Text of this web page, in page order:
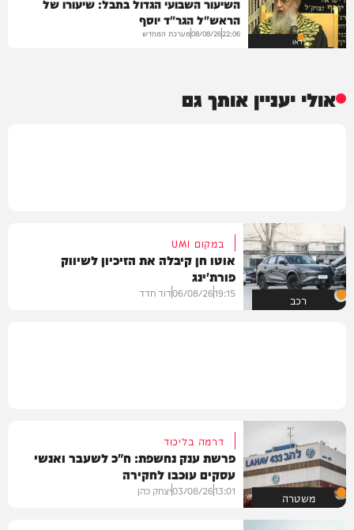
וידאו
הראש"ל הגר"ד יוסף
22:06
08/08/26מערכת המחדש
אולי יעניין אותך גם
רכב
במקום UMI
אוטו חן קיבלה את הזיכיון לשיווק
פורת'ינג
19:15
06/08/26דוד חדד
משטרה
דרמה בליכוד
פרשת ענק נחשפת: ח"כ לשעבר ואנשי
עסקים עוכבו לחקירה
13:01
03/08/26יצחק כהן